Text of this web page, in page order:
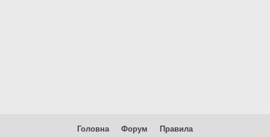
Головна Форум Правила